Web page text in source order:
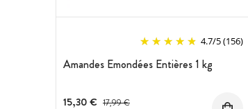
4.7/5(156)
Amandes Emondées Entières 1 kg
15,30 € Prix avant réduction :
17,99 €